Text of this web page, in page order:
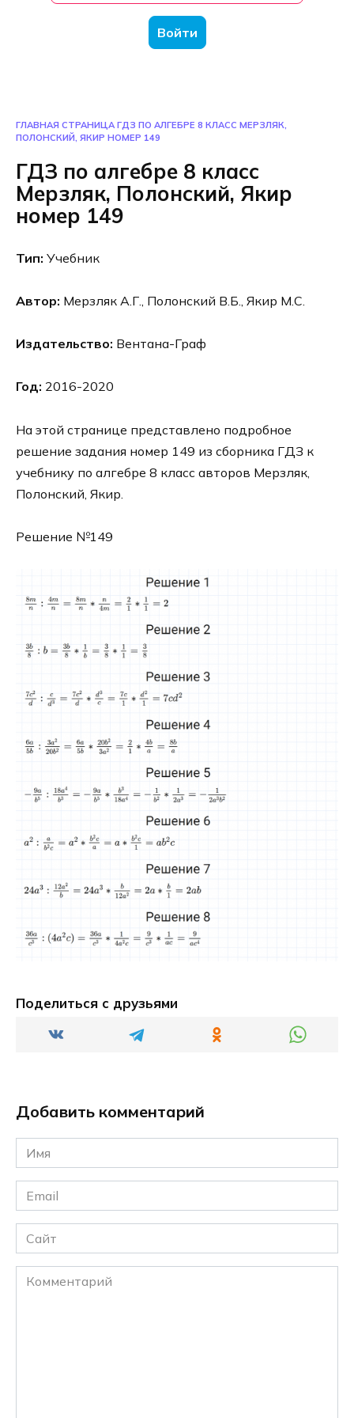
Войти
ГЛАВНАЯ СТРАНИЦА ГДЗ ПО АЛГЕБРЕ 8 КЛАСС МЕРЗЛЯК,
ПОЛОНСКИЙ, ЯКИР НОМЕР 149
ГДЗ по алгебре 8 класс
Мерзляк, Полонский, Якир
номер 149
Тип: Учебник
Автор: Мерзляк А.Г., Полонский В.Б., Якир М.С.
Издательство: Вентана-Граф
Год: 2016-2020
На этой странице представлено подробное
решение задания номер 149 из сборника ГДЗ к
учебнику по алгебре 8 класс авторов Мерзляк,
Полонский, Якир.
Решение №149
Поделиться с друзьями
Добавить комментарий
Имя
*
Email
*
Сайт
Комментарий